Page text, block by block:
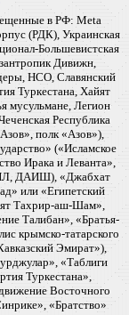
в РФ: Meta
(РДК), Украинская
Большевистская
Дивижн,
НСО, Славянский
Туркестана, Хайят
мусульмане, Легион
Республика
полк «Азов»),
(«Исламское
Ирака и Леванта»,
ДАИШ), «Джабхат
или «Египетский
Тахрир-аш-Шам»,
Талибан», «Братья-
крымско-татарского
Эмират»),
«Таблиги
Туркестана»,
Восточного
«Братство»